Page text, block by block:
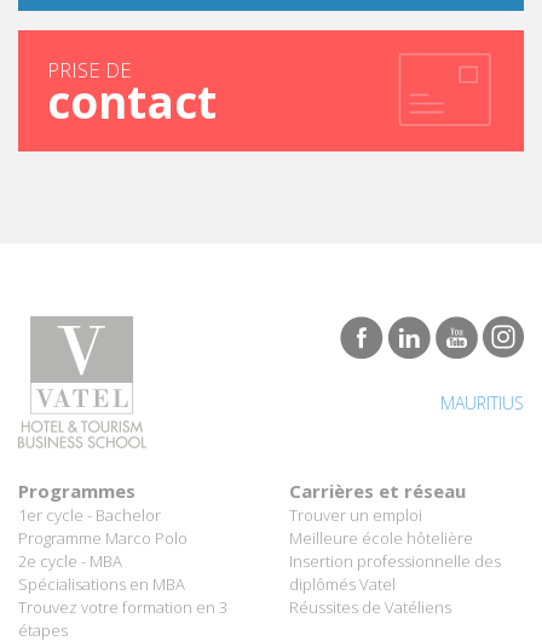
PRISE DE
contact
MAURITIUS
Programmes
Programme Marco Polo
2e cycle - MBA
Spécialisations en MBA
Trouvez votre formation en 3
étapes
Meilleure école hôtelière
Insertion professionnelle des
diplômés Vatel
Réussites de Vatéliens
Entreprises Groupe International